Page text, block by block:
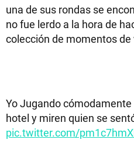
una de sus rondas se
no fue lerdo a la hora de
colección de momentos
Yo Jugando
hotel y miren quien se
pic.twitter.com/